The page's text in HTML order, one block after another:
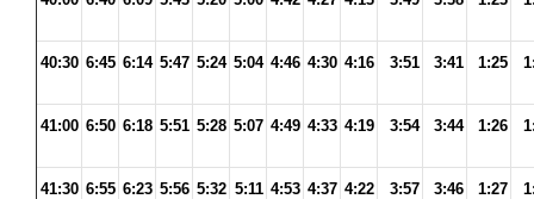
40:30 6:45 6:14 5:47 5:24 5:04 4:46 4:30 4:16 3:51 3:41 1:25
41:00 6:50 6:18 5:51 5:28 5:07 4:49 4:33 4:19 3:54 3:44 1:26
41:30 6:55 6:23 5:56 5:32 5:11 4:53 4:37 4:22 3:57 3:46 1:27